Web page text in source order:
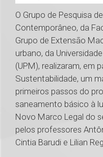
O Grupo de Pesquisa
Contemporâneo, da
Grupo de Extensão
urbano, da
(UPM), realizaram, em
Sustentabilidade, um
primeiros passos do
saneamento básico à
Novo Marco Legal do
pelos professores
Cintia Barudi e Lilian